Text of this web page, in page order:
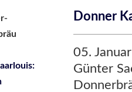
Donner
05.
Günter